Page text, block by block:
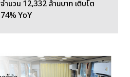
จำนวน 12,332 ล้านบาท เติบโต
74% YoY